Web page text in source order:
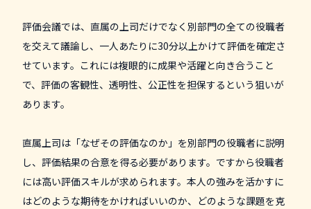
評価会議では、直属の上司だけでなく別部門の全ての役職者
を交えて議論し、一人あたりに30分以上かけて評価を確定さ
せています。これには複眼的に成果や活躍と向き合うこと
で、評価の客観性、透明性、公正性を担保するという狙いが
あります。
直属上司は「なぜその評価なのか」を別部門の役職者に説明
し、評価結果の合意を得る必要があります。ですから役職者
には高い評価スキルが求められます。本人の強みを活かすに
はどのような期待をかければいいのか、どのような課題を克